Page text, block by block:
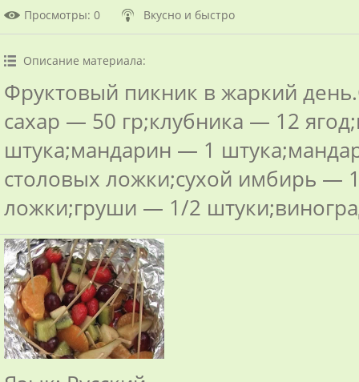
Просмотры: 0 Вкусно и быстро
Описание материала:
Фруктовый пикник в жаркий
сахар — 50 гр;клубника — 12
штука;мандарин — 1
столовых ложки;сухой имбирь —
ложки;груши — 1/2